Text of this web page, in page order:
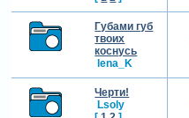
Губами губ
твоих
коснусь
lena_K
Черти!
Lsoly